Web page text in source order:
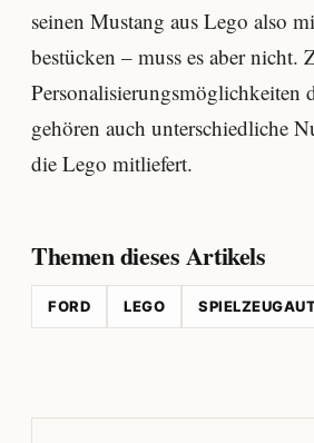
seinen Mustang aus Lego also
bestücken – muss es aber nicht.
Personalisierungsmöglichkeiten
gehören auch unterschiedliche
die Lego mitliefert.
Themen dieses Artikels
FORD LEGO